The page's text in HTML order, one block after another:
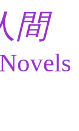
間